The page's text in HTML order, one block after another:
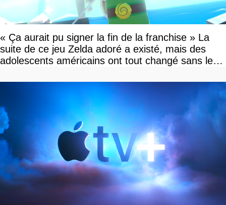
« Ça aurait pu signer la fin de la franchise » La
suite de ce jeu Zelda adoré a existé, mais des
adolescents américains ont tout changé sans le